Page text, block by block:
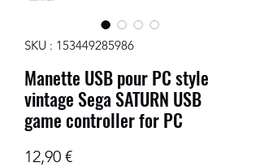
SKU : 153449285986
Manette USB pour PC style
vintage Sega SATURN USB
game controller for PC
12,90 €Prix